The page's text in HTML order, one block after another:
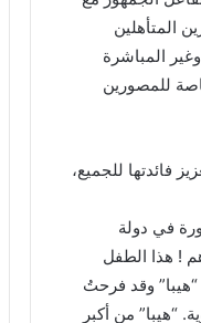
المتأهلين
المباشرة
للمصورين
فائدتها للجميع،
في دولة
! هذا الطفل
وقد فرحتُ
“هيبا” من أكبر